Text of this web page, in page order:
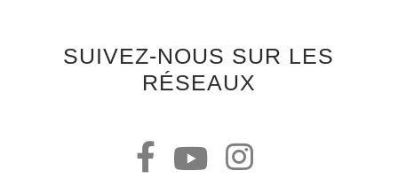
SUIVEZ-NOUS SUR LES
RÉSEAUX